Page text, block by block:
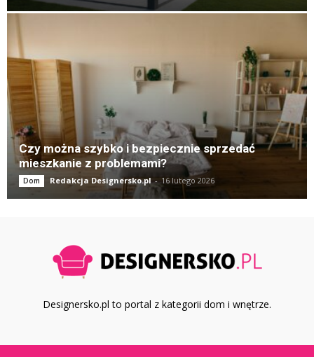
Czy można szybko i bezpiecznie sprzedać
mieszkanie z problemami?
Dom Redakcja Designersko.pl - 16 lutego 2026
Designersko.pl to portal z kategorii dom i wnętrze.